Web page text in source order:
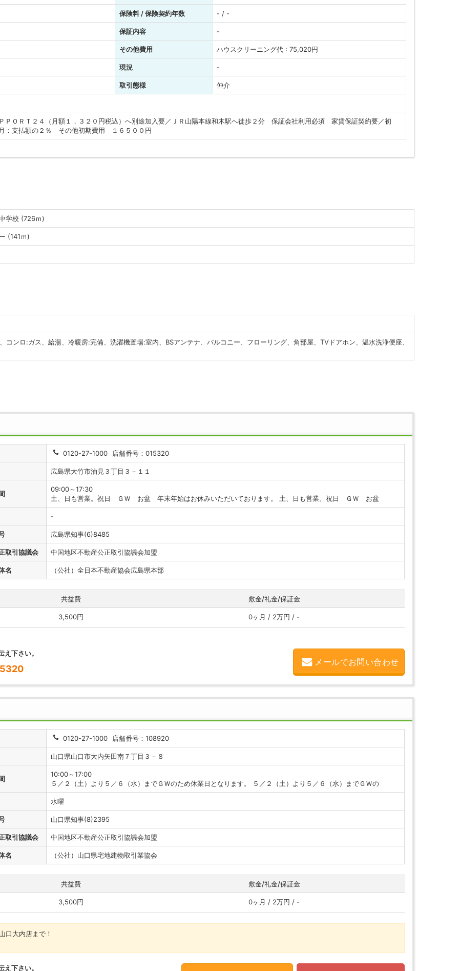
保険料 / 保険契約年数 - / -
保証内容 -
その他費用 ハウスクリーニング代 : 75,020円
現況 -
取引態様 仲介
ＰＯＲＴ２４（月額１，３２０円税込）へ別途加入要／ＪＲ山陽本線和木駅へ徒歩２分 保証会社利用必須 家賃保証契約要／初
：支払額の２％ その他初期費用 １６５００円
学校 (726ｍ)
(141ｍ)
コンロ:ガス、給湯、冷暖房:完備、洗濯機置場:室内、BSアンテナ、バルコニー、フローリング、角部屋、TVドアホン、温水洗浄便座、
0120-27-1000 店舗番号：015320
広島県大竹市油見３丁目３－１１
09:00～17:30
土、日も営業。祝日 ＧＷ お盆 年末年始はお休みいただいております。 土、日も営業。祝日 ＧＷ お盆
-
広島県知事(6)8485
取引協議会 中国地区不動産公正取引協議会加盟
名 （公社）全日本不動産協会広島県本部
共益費 敷金/礼金/保証金
3,500円 0ヶ月 / 2万円 / -
下さい。
メールでお問い合わせ
0120-27-1000 店舗番号：108920
山口県山口市大内矢田南７丁目３－８
10:00～17:00
５／２（土）より５／６（水）までＧＷのため休業日となります。 ５／２（土）より５／６（水）までＧＷの
水曜
山口県知事(8)2395
取引協議会 中国地区不動産公正取引協議会加盟
名 （公社）山口県宅地建物取引業協会
共益費 敷金/礼金/保証金
3,500円 0ヶ月 / 2万円 / -
口大内店まで！
下さい。